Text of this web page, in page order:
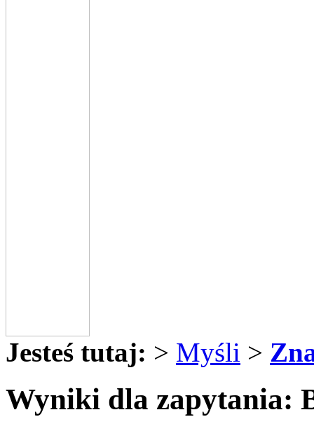
Jesteś tutaj: > Myśli >
Wyniki dla zapytania: